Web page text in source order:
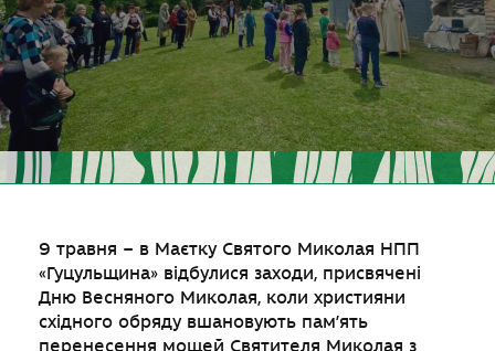
9 травня – в Маєтку Святого Миколая НПП
«Гуцульщина» відбулися заходи, присвячені
Дню Весняного Миколая, коли християни
східного обряду вшановують пам’ять
перенесення мощей Святителя Миколая з